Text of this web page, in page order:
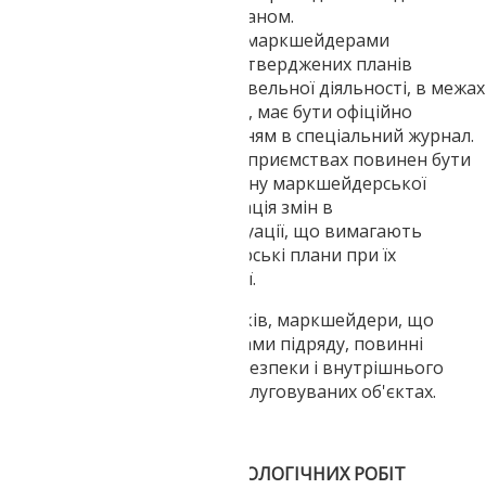
єдиним, узгодженим планом.
Фіксування зазначених маркшейдерами
невідповідностей до затверджених планів
гірничодобувної та будівельної діяльності, в межах
сфери його компетенції, має бути офіційно
реєструється, з занесенням в спеціальний журнал.
На гірничодобувних підприємствах повинен бути
налагоджений облік стану маркшейдерської
мережі, а також реєстрація змін в
топогеодезической ситуації, що вимагають
внесення в маркшейдерські плани при їх
періодичної актуалізації.
При виконанні своїх обов'язків, маркшейдери, що
працюють згідно з договорами підряду, повинні
дотримуватися всіх правил безпеки і внутрішнього
розпорядку, що діють на обслуговуваних об'єктах.
РІЧНИЙ ПЛАН ГІРНИЧО-ГЕОЛОГІЧНИХ РОБІТ